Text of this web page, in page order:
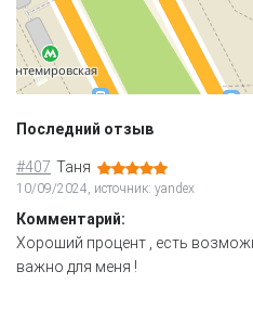
Последний отзыв
#407 Таня
10/09/2024, источник: yandex
Комментарий:
Хороший процент , есть
важно для меня !